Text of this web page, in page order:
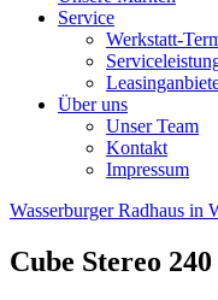
Service
Werkstatt-
Über uns
Unser Team
Kontakt
Impressum
Wasserburger Radhaus in
Cube Stereo